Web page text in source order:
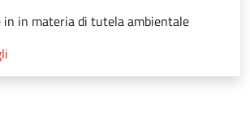
in in materia di tutela ambientale